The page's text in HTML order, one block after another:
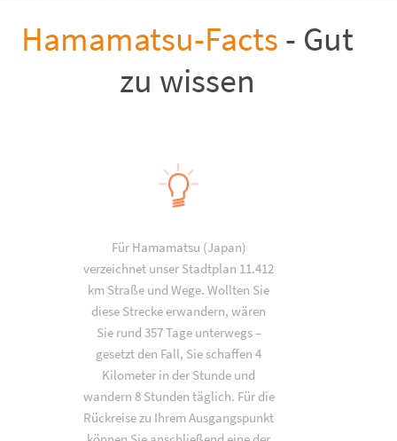
Hamamatsu-Facts - Gut
zu wissen
Für Hamamatsu (Japan)
verzeichnet unser Stadtplan 11.412
km Straße und Wege. Wollten Sie
diese Strecke erwandern, wären
Sie rund 357 Tage unterwegs –
gesetzt den Fall, Sie schaffen 4
Kilometer in der Stunde und
wandern 8 Stunden täglich. Für die
Rückreise zu Ihrem Ausgangspunkt